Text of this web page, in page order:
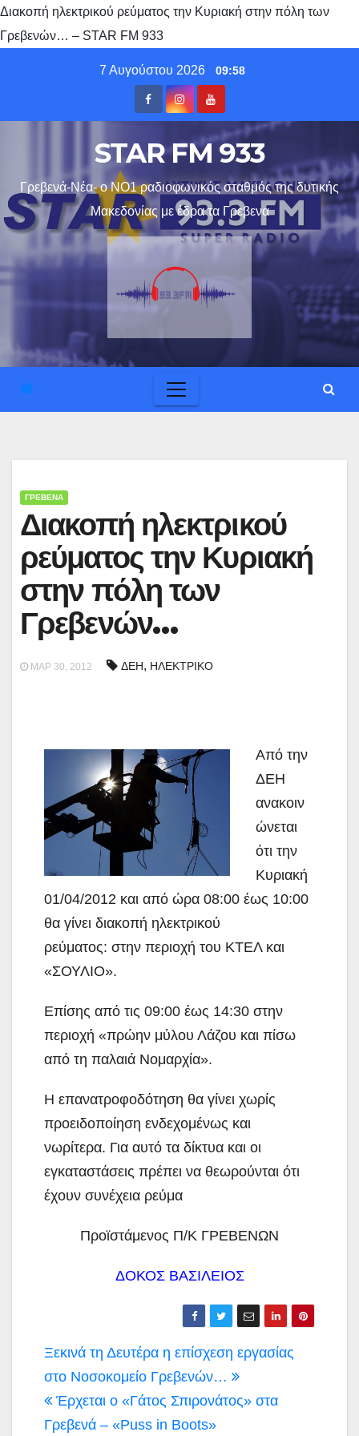
Διακοπή ηλεκτρικού ρεύματος την Κυριακή στην πόλη των
Γρεβενών… – STAR FM 933
7 Αυγούστου 2026 09:58
STAR FM 933
Γρεβενά-Νέα- ο ΝΟ1 ραδιοφωνικός σταθμός της δυτικής
Μακεδονίας με έδρα τα Γρεβενα
ΓΡΕΒΕΝΑ
Διακοπή ηλεκτρικού
ρεύματος την Κυριακή
στην πόλη των
Γρεβενών…
ΜΑΡ 30, 2012 ΔΕΗ, ΗΛΕΚΤΡΙΚΟ
Από την
ΔΕΗ
ανακοιν
ώνεται
ότι την
Κυριακή
01/04/2012 και από ώρα 08:00 έως 10:00
θα γίνει διακοπή ηλεκτρικού
ρεύματος: στην περιοχή του ΚΤΕΛ και
«ΣΟΥΛΙΟ».
Επίσης από τις 09:00 έως 14:30 στην
περιοχή «πρώην μύλου Λάζου και πίσω
από τη παλαιά Νομαρχία».
Η επανατροφοδότηση θα γίνει χωρίς
προειδοποίηση ενδεχομένως και
νωρίτερα. Για αυτό τα δίκτυα και οι
εγκαταστάσεις πρέπει να θεωρούνται ότι
έχουν συνέχεια ρεύμα
Προϊστάμενος Π/Κ ΓΡΕΒΕΝΩΝ
ΔΟΚΟΣ ΒΑΣΙΛΕΙΟΣ
Πλοήγηση
άρθρων
Ξεκινά τη Δευτέρα η επίσχεση εργασίας
στο Νοσοκομείο Γρεβενών…
Έρχεται ο «Γάτος Σπιρονάτος» στα
Γρεβενά – «Puss in Boots»